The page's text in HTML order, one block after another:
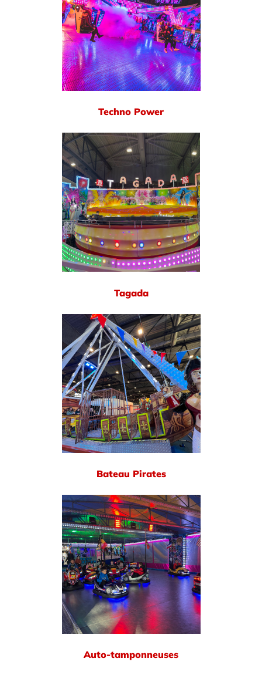
Techno Power
Tagada
Bateau Pirates
Auto-tamponneuses